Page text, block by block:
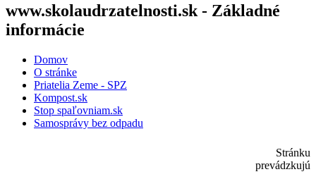
www.skolaudrzatelnosti.sk - Základné
informácie
Domov
O stránke
Priatelia Zeme - SPZ
Kompost.sk
Stop spaľovniam.sk
Samosprávy bez odpadu
Stránku
prevádzkujú